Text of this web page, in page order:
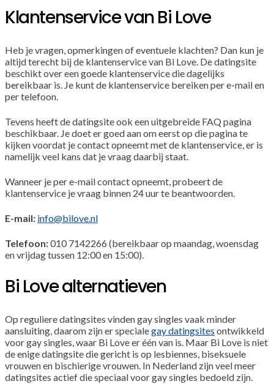
Klantenservice van Bi Love
Heb je vragen, opmerkingen of eventuele klachten? Dan kun je
altijd terecht bij de klantenservice van Bi Love. De datingsite
beschikt over een goede klantenservice die dagelijks
bereikbaar is. Je kunt de klantenservice bereiken per e-mail en
per telefoon.
Tevens heeft de datingsite ook een uitgebreide FAQ pagina
beschikbaar. Je doet er goed aan om eerst op die pagina te
kijken voordat je contact opneemt met de klantenservice, er is
namelijk veel kans dat je vraag daarbij staat.
Wanneer je per e-mail contact opneemt, probeert de
klantenservice je vraag binnen 24 uur te beantwoorden.
E-mail: info@bilove.nl
Telefoon:010 7142266 (bereikbaar op maandag, woensdag
en vrijdag tussen 12:00 en 15:00).
Bi Love alternatieven
Op reguliere datingsites vinden gay singles vaak minder
aansluiting, daarom zijn er specialegay datingsites ontwikkeld
voor gay singles, waar Bi Love er één van is. Maar Bi Love is niet
de enige datingsite die gericht is op lesbiennes, biseksuele
vrouwen en bischierige vrouwen. In Nederland zijn veel meer
datingsites actief die speciaal voor gay singles bedoeld zijn.